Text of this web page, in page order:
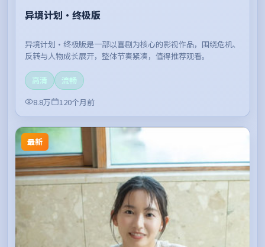
异境计划·终极版
异境计划·终极版是一部以喜剧为核心的影视作品，围绕危机、
反转与人物成长展开，整体节奏紧凑，值得推荐观看。
高清
流畅
8.8万
120个月前
最新